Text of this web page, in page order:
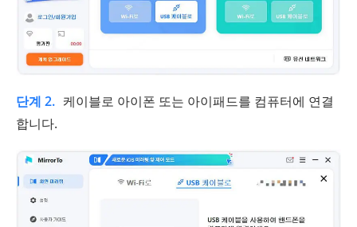
단계 2. 케이블로 아이폰 또는 아이패드를 컴퓨터에 연결
합니다.